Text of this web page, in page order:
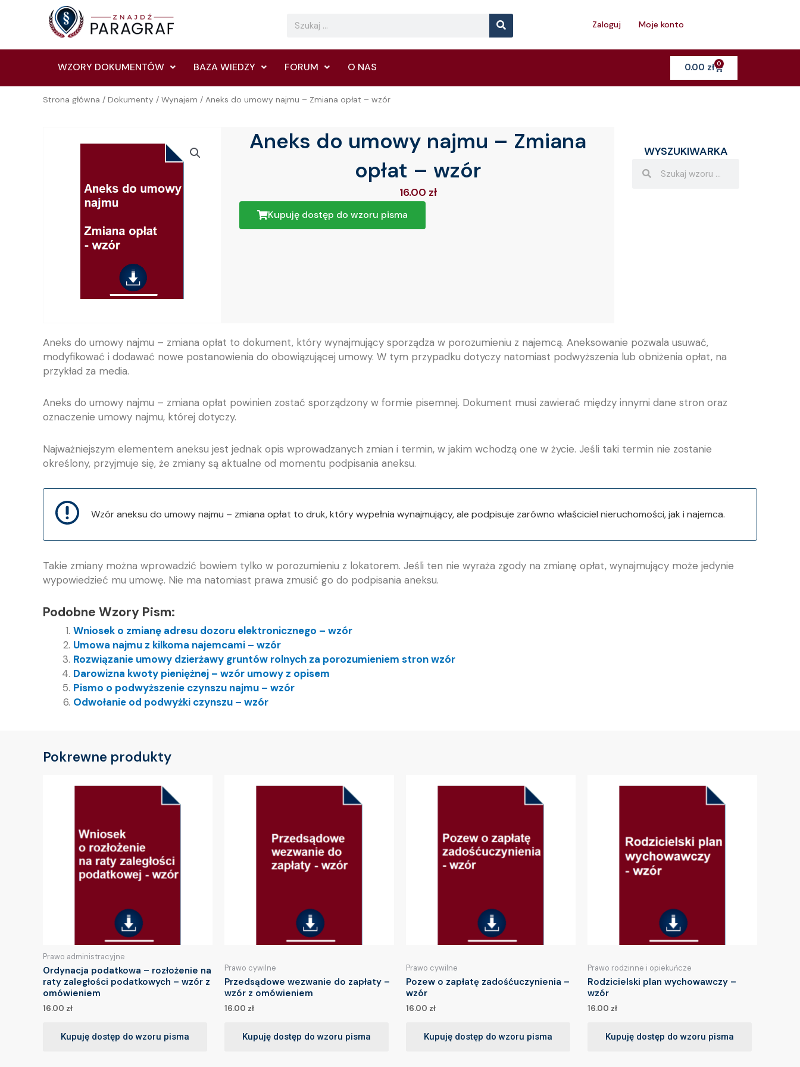
Search Search
Zaloguj Moje konto
WZORY DOKUMENTÓW BAZA WIEDZY FORUM O NAS 0.00 zł 0Cart
Strona główna / Dokumenty / Wynajem / Aneks do umowy najmu – Zmiana opłat – wzór
Aneks do umowy najmu – Zmiana
opłat – wzór
16.00 zł
Kupuję dostęp do wzoru pisma
WYSZUKIWARKA
Aneks do umowy najmu – zmiana opłat to dokument, który wynajmujący sporządza w porozumieniu z najemcą. Aneksowanie pozwala usuwać,
modyfikować i dodawać nowe postanowienia do obowiązującej umowy. W tym przypadku dotyczy natomiast podwyższenia lub obniżenia opłat, na
przykład za media.
Aneks do umowy najmu – zmiana opłat powinien zostać sporządzony w formie pisemnej. Dokument musi zawierać między innymi dane stron oraz
oznaczenie umowy najmu, której dotyczy.
Najważniejszym elementem aneksu jest jednak opis wprowadzanych zmian i termin, w jakim wchodzą one w życie. Jeśli taki termin nie zostanie
określony, przyjmuje się, że zmiany są aktualne od momentu podpisania aneksu.
Wzór aneksu do umowy najmu – zmiana opłat to druk, który wypełnia wynajmujący, ale podpisuje zarówno właściciel nieruchomości, jak i najemca.
Takie zmiany można wprowadzić bowiem tylko w porozumieniu z lokatorem. Jeśli ten nie wyraża zgody na zmianę opłat, wynajmujący może jedynie
wypowiedzieć mu umowę. Nie ma natomiast prawa zmusić go do podpisania aneksu.
Podobne Wzory Pism:
Wniosek o zmianę adresu dozoru elektronicznego – wzór
Umowa najmu z kilkoma najemcami – wzór
Rozwiązanie umowy dzierżawy gruntów rolnych za porozumieniem stron wzór
Darowizna kwoty pieniężnej – wzór umowy z opisem
Pismo o podwyższenie czynszu najmu – wzór
Odwołanie od podwyżki czynszu – wzór
Pokrewne produkty
Prawo administracyjne
Ordynacja podatkowa – rozłożenie na
raty zaległości podatkowych – wzór z
omówieniem
16.00 zł
Kupuję dostęp do wzoru pisma
Prawo cywilne
Przedsądowe wezwanie do zapłaty –
wzór z omówieniem
16.00 zł
Kupuję dostęp do wzoru pisma
Prawo cywilne
Pozew o zapłatę zadośćuczynienia –
wzór
16.00 zł
Kupuję dostęp do wzoru pisma
Prawo rodzinne i opiekuńcze
Rodzicielski plan wychowawczy –
wzór
16.00 zł
Kupuję dostęp do wzoru pisma